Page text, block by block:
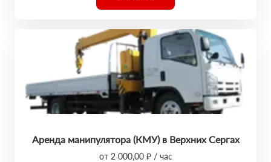
Аренда манипулятора (КМУ) в Верхних Сергах
от 2 000,00 ₽ / час